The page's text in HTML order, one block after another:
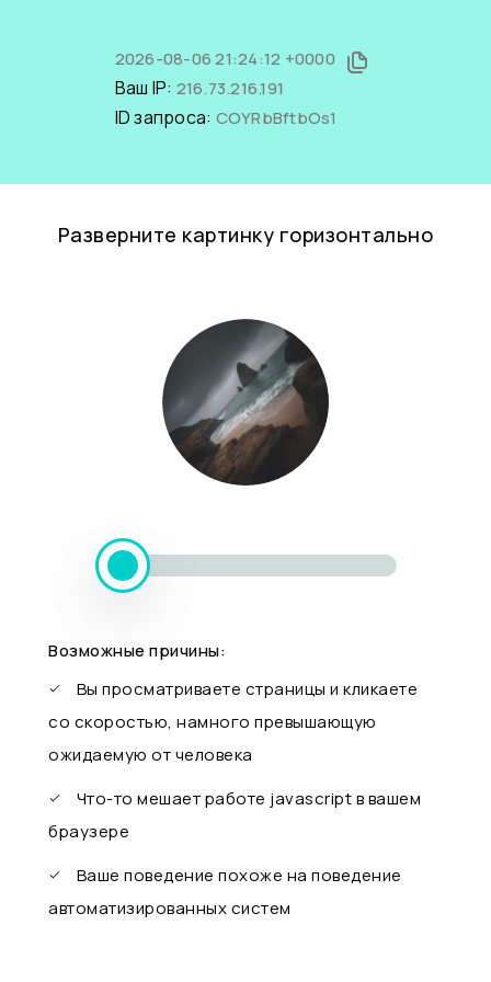
2026-08-06 21:24:12 +0000
Ваш IP: 216.73.216.191
ID запроса: COYRbBftbOs1
Разверните картинку горизонтально
Возможные причины:
Вы просматриваете страницы и кликаете
со скоростью, намного превышающую
ожидаемую от человека
Что-то мешает работе javascript в вашем
браузере
Ваше поведение похоже на поведение
автоматизированных систем